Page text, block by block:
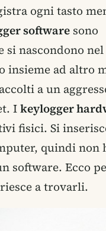
ogni tasto
software sono
si nascondono nel
insieme ad altro
a un
Ikeylogger
fisici. Si
quindi non
software. Ecco
a trovarli.